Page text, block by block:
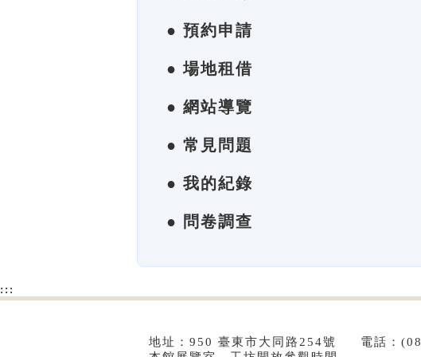
● 預約申請
● 場地租借
● 網站導覽
● 常見問題
● 我的紀錄
● 問卷調查
:::
地址：950 臺東市大同路254號 電話：